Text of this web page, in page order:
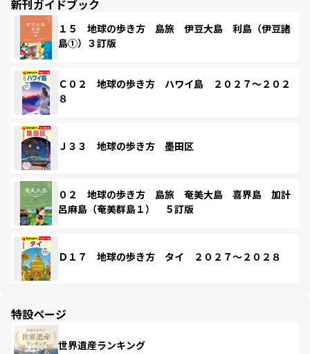
新刊ガイドブック
１５ 地球の歩き方 島旅 伊豆大島 利島（伊豆諸
島①）３訂版
Ｃ０２ 地球の歩き方 ハワイ島 ２０２７～２０２
８
Ｊ３３ 地球の歩き方 墨田区
０２ 地球の歩き方 島旅 奄美大島 喜界島 加計
呂麻島（奄美群島１） ５訂版
Ｄ１７ 地球の歩き方 タイ ２０２７～２０２８
特設ページ
世界遺産ランキング